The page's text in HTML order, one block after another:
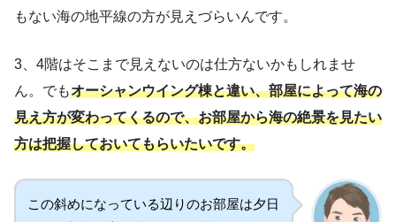
もない海の地平線の方が見えづらいんです。
3、4階はそこまで見えないのは仕方ないかもしれませ
ん。でもオーシャンウイング棟と違い、部屋によって海の
見え方が変わってくるので、お部屋から海の絶景を見たい
方は把握しておいてもらいたいです。
この斜めになっている辺りのお部屋は夕日